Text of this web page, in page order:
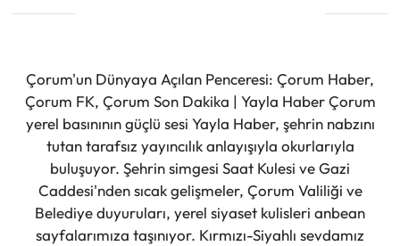
Çorum'un Dünyaya Açılan Penceresi: Çorum Haber,
Çorum FK, Çorum Son Dakika | Yayla Haber Çorum
yerel basınının güçlü sesi Yayla Haber, şehrin nabzını
tutan tarafsız yayıncılık anlayışıyla okurlarıyla
buluşuyor. Şehrin simgesi Saat Kulesi ve Gazi
Caddesi'nden sıcak gelişmeler, Çorum Valiliği ve
Belediye duyuruları, yerel siyaset kulisleri anbean
sayfalarımıza taşınıyor. Kırmızı-Siyahlı sevdamız